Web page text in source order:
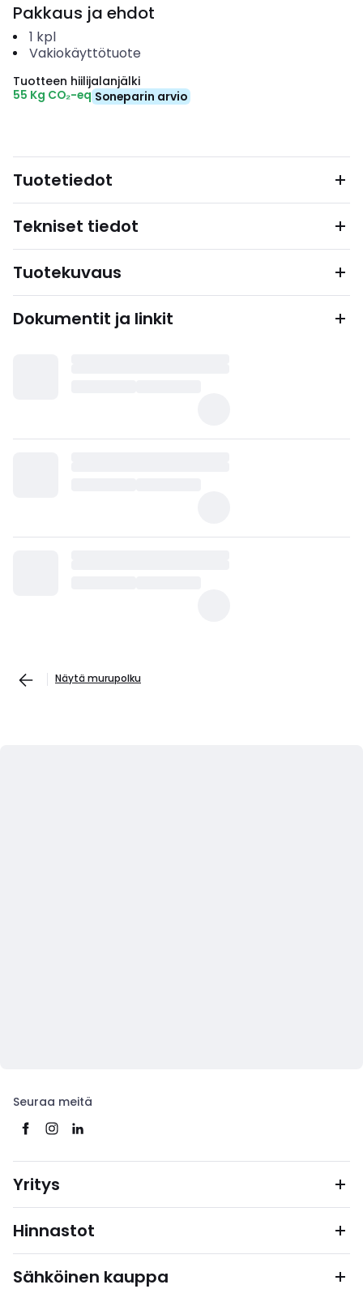
Pakkaus ja ehdot
1 kpl
Vakiokäyttötuote
Tuotteen hiilijalanjälki
55 Kg CO₂-eq Soneparin arvio
Tuotetiedot
Tekniset tiedot
Tuotekuvaus
Dokumentit ja linkit
Näytä murupolku
Seuraa meitä
Yritys
Hinnastot
Sähköinen kauppa